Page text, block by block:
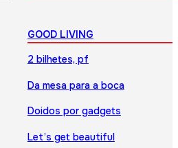
GOOD LIVING
2 bilhetes, pf
Da mesa para a boca
Doidos por gadgets
Let’s get beautiful